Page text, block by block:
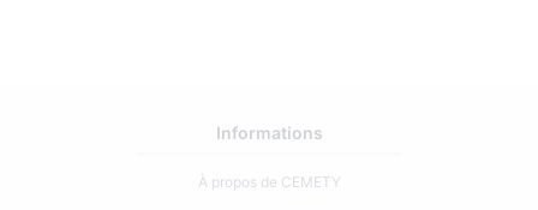
Informations
À propos de CEMETY